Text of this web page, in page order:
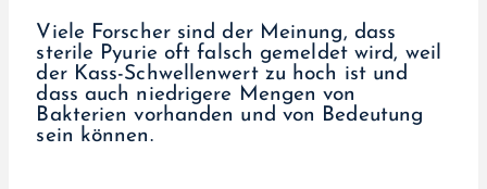
Viele Forscher sind der Meinung, dass
sterile Pyurie oft falsch gemeldet wird, weil
der Kass-Schwellenwert zu hoch ist und
dass auch niedrigere Mengen von
Bakterien vorhanden und von Bedeutung
sein können.